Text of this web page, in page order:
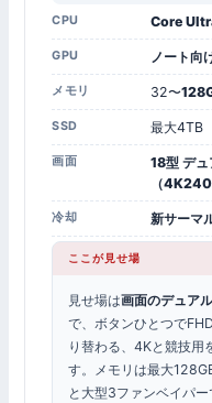
CPU Core
GPU ノート向
メモリ 32〜
SSD 最大4TB
画面
18型 デュ
（
冷却 新サーマ
ここが見せ場
見せ場は画面のデュア
で、ボタンひとつで
り替わる、4Kと競技用
す。メモリは最大
と大型3ファンベイパ